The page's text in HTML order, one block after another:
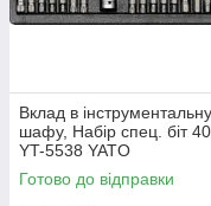
Вклад в інструментальну
шафу, Набір спец. біт
YT-5538 YATO
Готово до відправки